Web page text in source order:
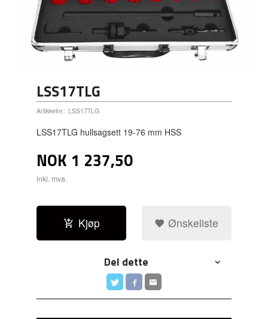
LSS17TLG
Artikkelnr.: LSS17TLG
LSS17TLG hullsagsett 19-76 mm HSS
NOK 1 237,50
inkl. mva.
Kjøp Ønskeliste
Del dette